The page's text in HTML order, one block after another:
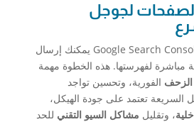
لجوجل
من خلال أدوات مثل Google Search Console يمكنك إرسال
مباشرة لفهرستها. هذه الخطوة مهمة
الفورية، وتحسين تواجد
السريعة تعتمد على جودة الهيكل،
، وتقليل مشاكل السيو التقني للحد